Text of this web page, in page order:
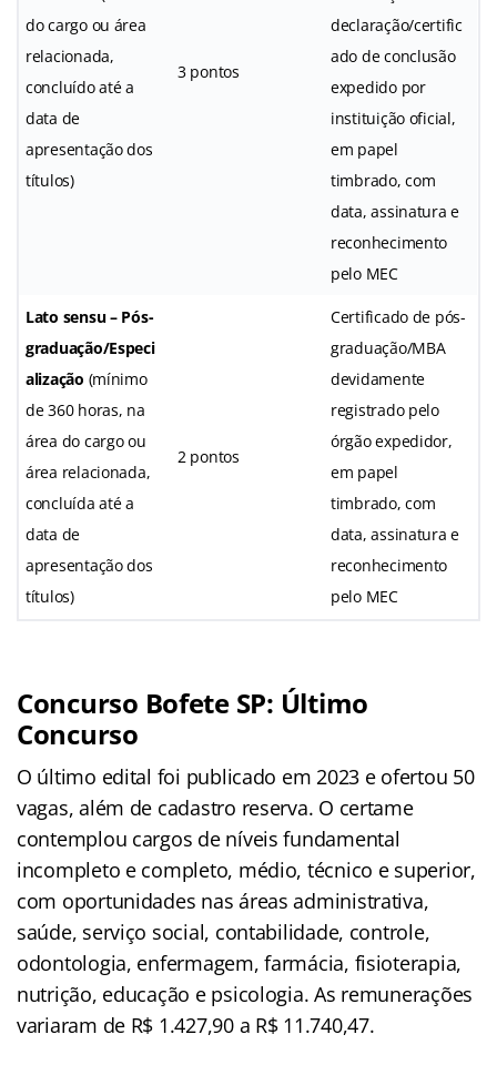
do cargo ou área
relacionada,
concluído até a
data de
apresentação dos
títulos)
3 pontos
declaração/certific
ado de conclusão
expedido por
instituição oficial,
em papel
timbrado, com
data, assinatura e
reconhecimento
pelo MEC
Lato sensu – Pós-
graduação/Especi
alização (mínimo
de 360 horas, na
área do cargo ou
área relacionada,
concluída até a
data de
apresentação dos
títulos)
2 pontos
Certificado de pós-
graduação/MBA
devidamente
registrado pelo
órgão expedidor,
em papel
timbrado, com
data, assinatura e
reconhecimento
pelo MEC
Concurso Bofete SP: Último
Concurso
O último edital foi publicado em 2023 e ofertou 50
vagas, além de cadastro reserva. O certame
contemplou cargos de níveis fundamental
incompleto e completo, médio, técnico e superior,
com oportunidades nas áreas administrativa,
saúde, serviço social, contabilidade, controle,
odontologia, enfermagem, farmácia, fisioterapia,
nutrição, educação e psicologia. As remunerações
variaram de R$ 1.427,90 a R$ 11.740,47.